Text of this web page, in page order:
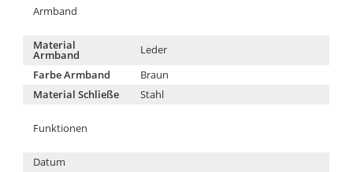
Armband
Material
Armband
Leder
Farbe Armband
Braun
Material Schließe
Stahl
Funktionen
Datum